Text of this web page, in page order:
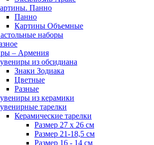
Панно
Панно
Картины Объемные
наборы
– Армения
из обсидиана
Знаки Зодиака
Цветные
Разные
из керамики
тарелки
Керамические тарелки
Размер 27 х 26 см
Размер 21-18,5 см
Размер 16 - 14 см